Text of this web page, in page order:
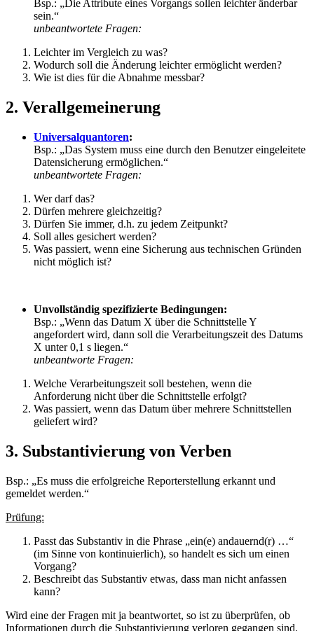
Bsp.: „Die Attribute eines Vorgangs sollen leichter änderbar
sein.“
unbeantwortete Fragen:
Leichter im Vergleich zu was?
Wodurch soll die Änderung leichter ermöglicht werden?
Wie ist dies für die Abnahme messbar?
2. Verallgemeinerung
Universalquantoren:
Bsp.: „Das System muss eine durch den Benutzer eingeleitete
Datensicherung ermöglichen.“
unbeantwortete Fragen:
Wer darf das?
Dürfen mehrere gleichzeitig?
Dürfen Sie immer, d.h. zu jedem Zeitpunkt?
Soll alles gesichert werden?
Was passiert, wenn eine Sicherung aus technischen Gründen
nicht möglich ist?
Unvollständig spezifizierte Bedingungen:
Bsp.: „Wenn das Datum X über die Schnittstelle Y
angefordert wird, dann soll die Verarbeitungszeit des Datums
X unter 0,1 s liegen.“
unbeantworte Fragen:
Welche Verarbeitungszeit soll bestehen, wenn die
Anforderung nicht über die Schnittstelle erfolgt?
Was passiert, wenn das Datum über mehrere Schnittstellen
geliefert wird?
3. Substantivierung von Verben
Bsp.: „Es muss die erfolgreiche Reporterstellung erkannt und
gemeldet werden.“
Prüfung:
Passt das Substantiv in die Phrase „ein(e) andauernd(r) …“
(im Sinne von kontinuierlich), so handelt es sich um einen
Vorgang?
Beschreibt das Substantiv etwas, dass man nicht anfassen
kann?
Wird eine der Fragen mit ja beantwortet, so ist zu überprüfen, ob
Informationen durch die Substantivierung verloren gegangen sind.